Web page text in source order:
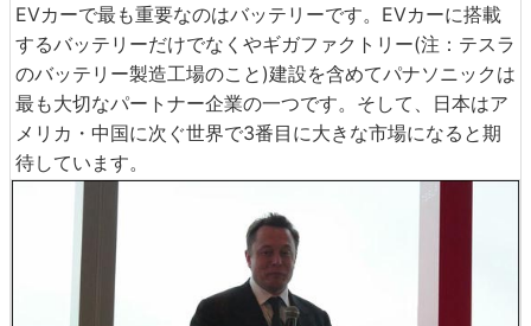
EVカーで最も重要なのはバッテリーです。EVカーに搭載
するバッテリーだけでなくやギガファクトリー(注：テスラ
のバッテリー製造工場のこと)建設を含めてパナソニックは
最も大切なパートナー企業の一つです。そして、日本はア
メリカ・中国に次ぐ世界で3番目に大きな市場になると期
待しています。